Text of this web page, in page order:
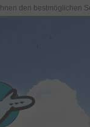
den bestmöglichen